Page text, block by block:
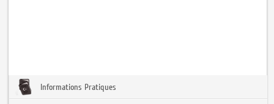
Informations Pratiques